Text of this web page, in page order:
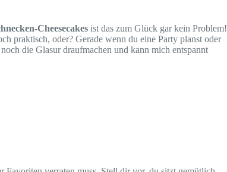
Cheesecakes ist das zum Glück gar kein Problem!
praktisch, oder? Gerade wenn du eine Party planst oder
die Glasur draufmachen und kann mich entspannt